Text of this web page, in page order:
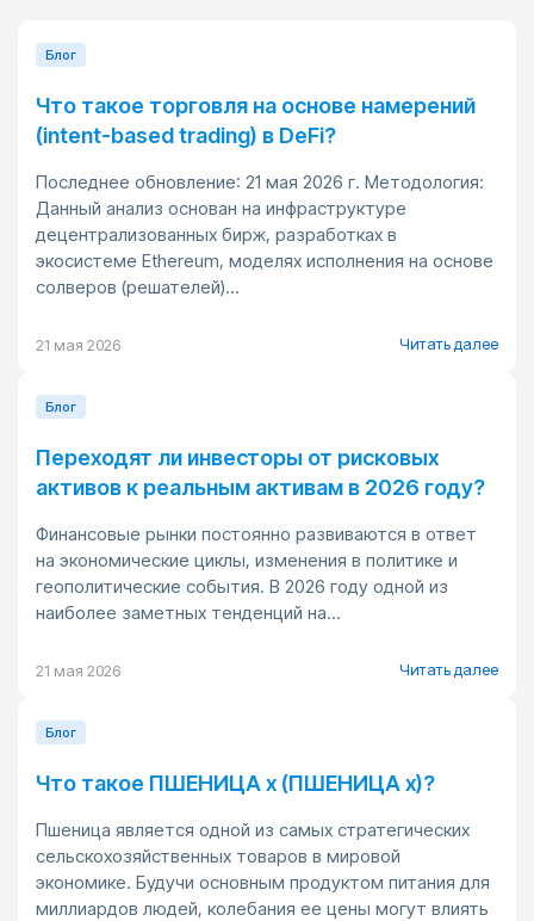
Блог
Что такое торговля на основе намерений
(intent-based trading) в DeFi?
Последнее обновление: 21 мая 2026 г. Методология:
Данный анализ основан на инфраструктуре
децентрализованных бирж, разработках в
экосистеме Ethereum, моделях исполнения на основе
солверов (решателей)...
21 мая 2026 Читать далее
Блог
Переходят ли инвесторы от рисковых
активов к реальным активам в 2026 году?
Финансовые рынки постоянно развиваются в ответ
на экономические циклы, изменения в политике и
геополитические события. В 2026 году одной из
наиболее заметных тенденций на...
21 мая 2026 Читать далее
Блог
Что такое ПШЕНИЦА x (ПШЕНИЦА x)?
Пшеница является одной из самых стратегических
сельскохозяйственных товаров в мировой
экономике. Будучи основным продуктом питания для
миллиардов людей, колебания ее цены могут влиять